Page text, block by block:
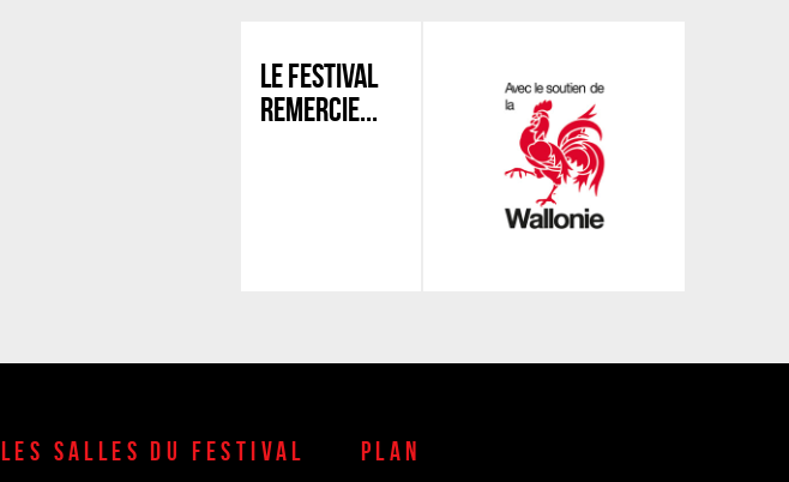
LE FESTIVAL
REMERCIE...
LES SALLES DU FESTIVAL PLAN